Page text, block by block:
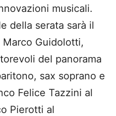
musicali.
della serata sarà il
Guidolotti,
del panorama
sax soprano e
Felice Tazzini al
Pierotti al